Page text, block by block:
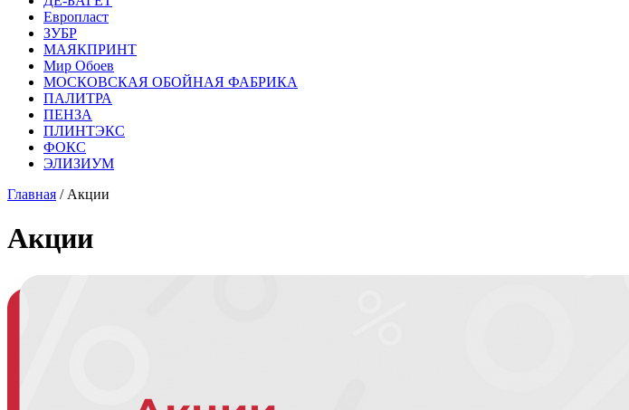
Европласт
ЗУБР
МАЯКПРИНТ
Мир Обоев
МОСКОВСКАЯ ОБОЙНАЯ ФАБРИКА
ПАЛИТРА
ПЕНЗА
ПЛИНТЭКС
ФОКС
ЭЛИЗИУМ
Главная / Акции
Акции